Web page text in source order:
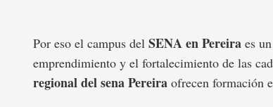
Por eso el campus delSENA en Pereira es
emprendimiento y el fortalecimiento de las
regional del sena Pereira ofrecen formación